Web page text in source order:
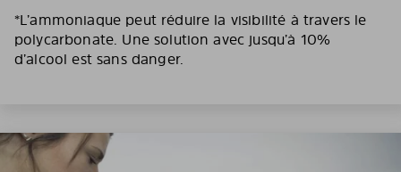
*L’ammoniaque peut réduire la visibilité à travers le
polycarbonate. Une solution avec jusqu’à 10%
d’alcool est sans danger.